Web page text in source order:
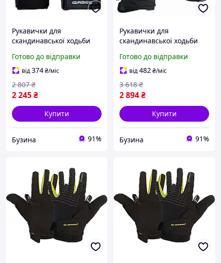
Рукавички для
скандинавської ходьби
(8015011300307) buzyna
Готово до відправки
від374₴/міс
2 245₴
2 807 ₴
Купити
Бузина 91%
Рукавички для
скандинавської ходьби
(8015011600407) buzyna
Готово до відправки
від482₴/міс
2 894₴
3 618 ₴
Купити
Бузина 91%